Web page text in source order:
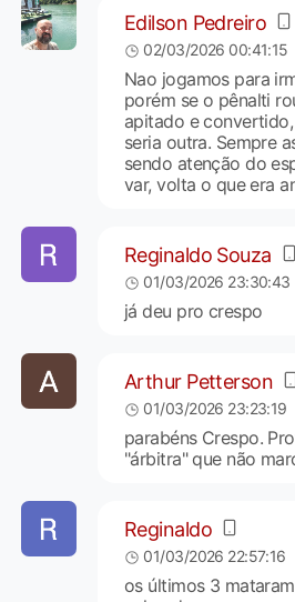
Edilson Pedreiro
02/03/2026 00:41:15
Nao jogamos para
porém se o pênalti
apitado e
seria outra. Sempre
sendo atenção do
var, volta o que era
Reginaldo Souza
01/03/2026 23:30:43
já deu pro crespo
Arthur Petterson
01/03/2026 23:23:19
parabéns Crespo.
"árbitra" que não
Reginaldo
01/03/2026 22:57:16
os últimos 3